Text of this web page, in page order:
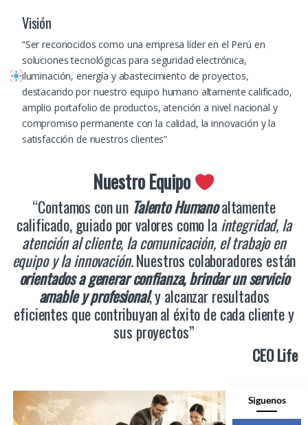
Visión
“Ser reconocidos como una empresa líder en el Perú en
soluciones tecnológicas para seguridad electrónica,
iluminación, energía y abastecimiento de proyectos,
destacando por nuestro equipo humano altamente calificado,
amplio portafolio de productos, atención a nivel nacional y
compromiso permanente con la calidad, la innovación y la
satisfacción de nuestros clientes”
Nuestro Equipo
“Contamos con un Talento Humanoaltamente
calificado, guiado por valores como laintegridad, la
atención al cliente, la comunicación, el trabajo en
equipo y la innovación.Nuestros colaboradores están
orientados a generar confianza, brindar un servicio
amable y profesional, y alcanzar resultados
eficientes que contribuyan al éxito de cada cliente y
sus proyectos”
CEO Life
Siguenos